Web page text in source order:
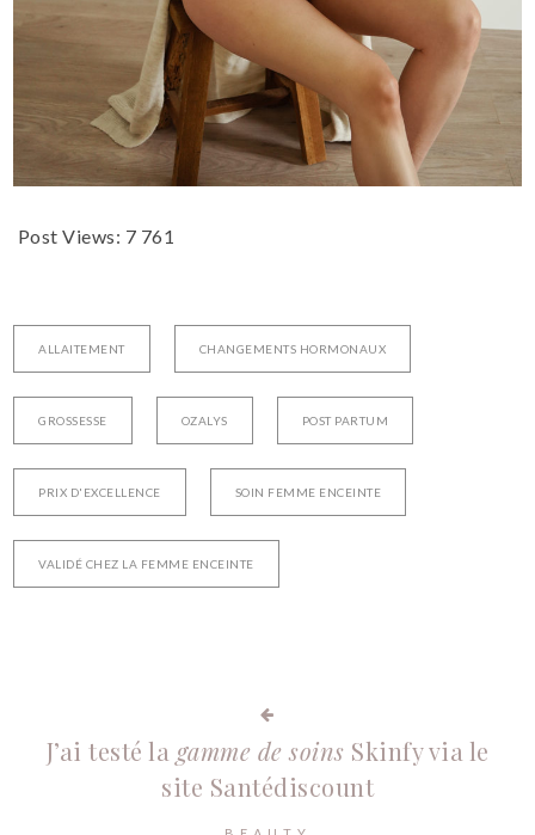
Post Views: 7 761
ALLAITEMENT CHANGEMENTS HORMONAUX
GROSSESSE OZALYS POST PARTUM
PRIX D'EXCELLENCE SOIN FEMME ENCEINTE
VALIDÉ CHEZ LA FEMME ENCEINTE
J’ai testé la gamme de soins Skinfy via le
site Santédiscount